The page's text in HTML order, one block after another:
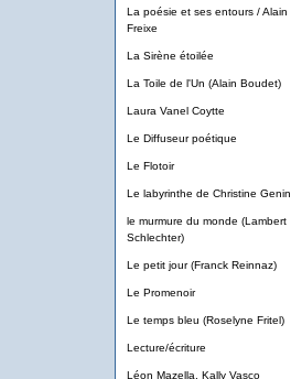
La poésie et ses entours / Alain
Freixe
La Sirène étoilée
La Toile de l'Un (Alain Boudet)
Laura Vanel Coytte
Le Diffuseur poétique
Le Flotoir
Le labyrinthe de Christine Genin
le murmure du monde (Lambert
Schlechter)
Le petit jour (Franck Reinnaz)
Le Promenoir
Le temps bleu (Roselyne Fritel)
Lecture/écriture
Léon Mazella, Kally Vasco